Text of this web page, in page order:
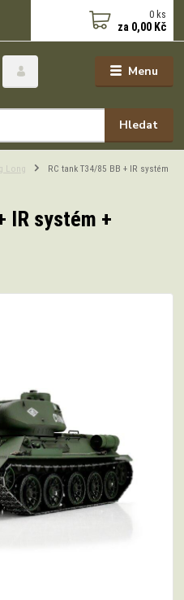
Menu
Hledat
0 ks
za 0,00 Kč
Long
RC tank T34/85 BB + IR systém
IR systém +